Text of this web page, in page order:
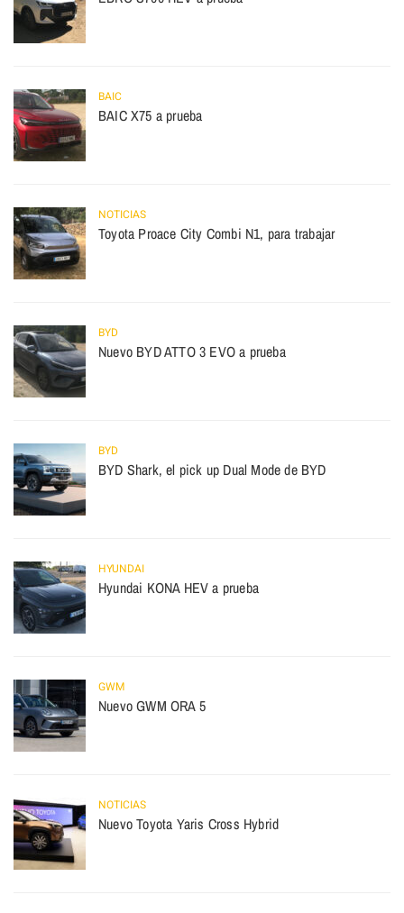
BAIC
BAIC X75 a prueba
NOTICIAS
Toyota Proace City Combi N1, para trabajar
BYD
Nuevo BYD ATTO 3 EVO a prueba
BYD
BYD Shark, el pick up Dual Mode de BYD
HYUNDAI
Hyundai KONA HEV a prueba
GWM
Nuevo GWM ORA 5
NOTICIAS
Nuevo Toyota Yaris Cross Hybrid